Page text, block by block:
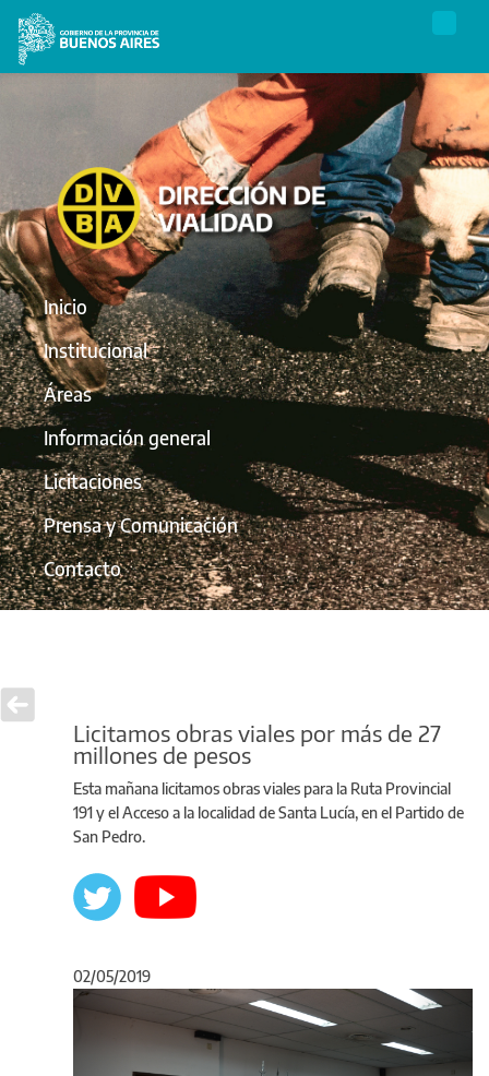
Inicio
Institucional
Áreas
Información general
Licitaciones
Prensa y Comunicación
Contacto
Licitamos obras viales por más de 27
millones de pesos
Esta mañana licitamos obras viales para la Ruta Provincial
191 y el Acceso a la localidad de Santa Lucía, en el Partido de
San Pedro.
02/05/2019
Anterior